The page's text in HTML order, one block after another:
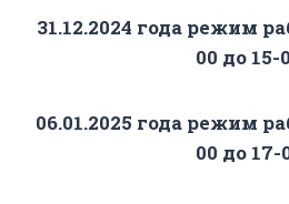
31.12.2024 года режим
00 до 15-
06.01.2025 года режим
00 до 17-